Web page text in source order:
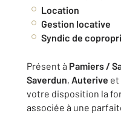
Location
Gestion locative
Syndic de
Présent à Pamiers /
Saverdun, Auterive et
votre disposition la
associée à une